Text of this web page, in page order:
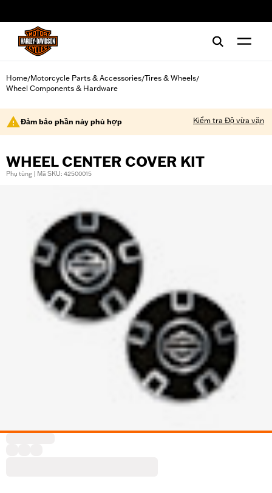
Home/Motorcycle Parts & Accessories/Tires & Wheels/
Wheel Components & Hardware
Đảm bảo phần này phù hợp Kiểm tra Độ vừa vặn
WHEEL CENTER COVER KIT
Phụ tùng | Mã SKU: 42500015